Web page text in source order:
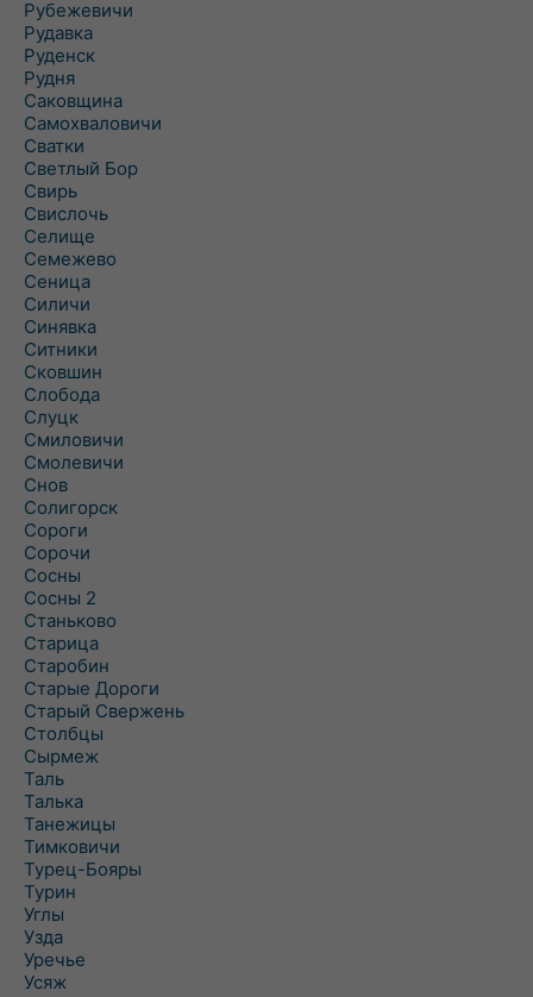
Рубежевичи
Рудавка
Руденск
Рудня
Саковщина
Самохваловичи
Сватки
Светлый Бор
Свирь
Свислочь
Селище
Семежево
Сеница
Силичи
Синявка
Ситники
Сковшин
Слобода
Слуцк
Смиловичи
Смолевичи
Снов
Солигорск
Сороги
Сорочи
Сосны
Сосны 2
Станьково
Старица
Старобин
Старые Дороги
Старый Свержень
Столбцы
Сырмеж
Таль
Талька
Танежицы
Тимковичи
Турец-Бояры
Турин
Углы
Узда
Уречье
Усяж